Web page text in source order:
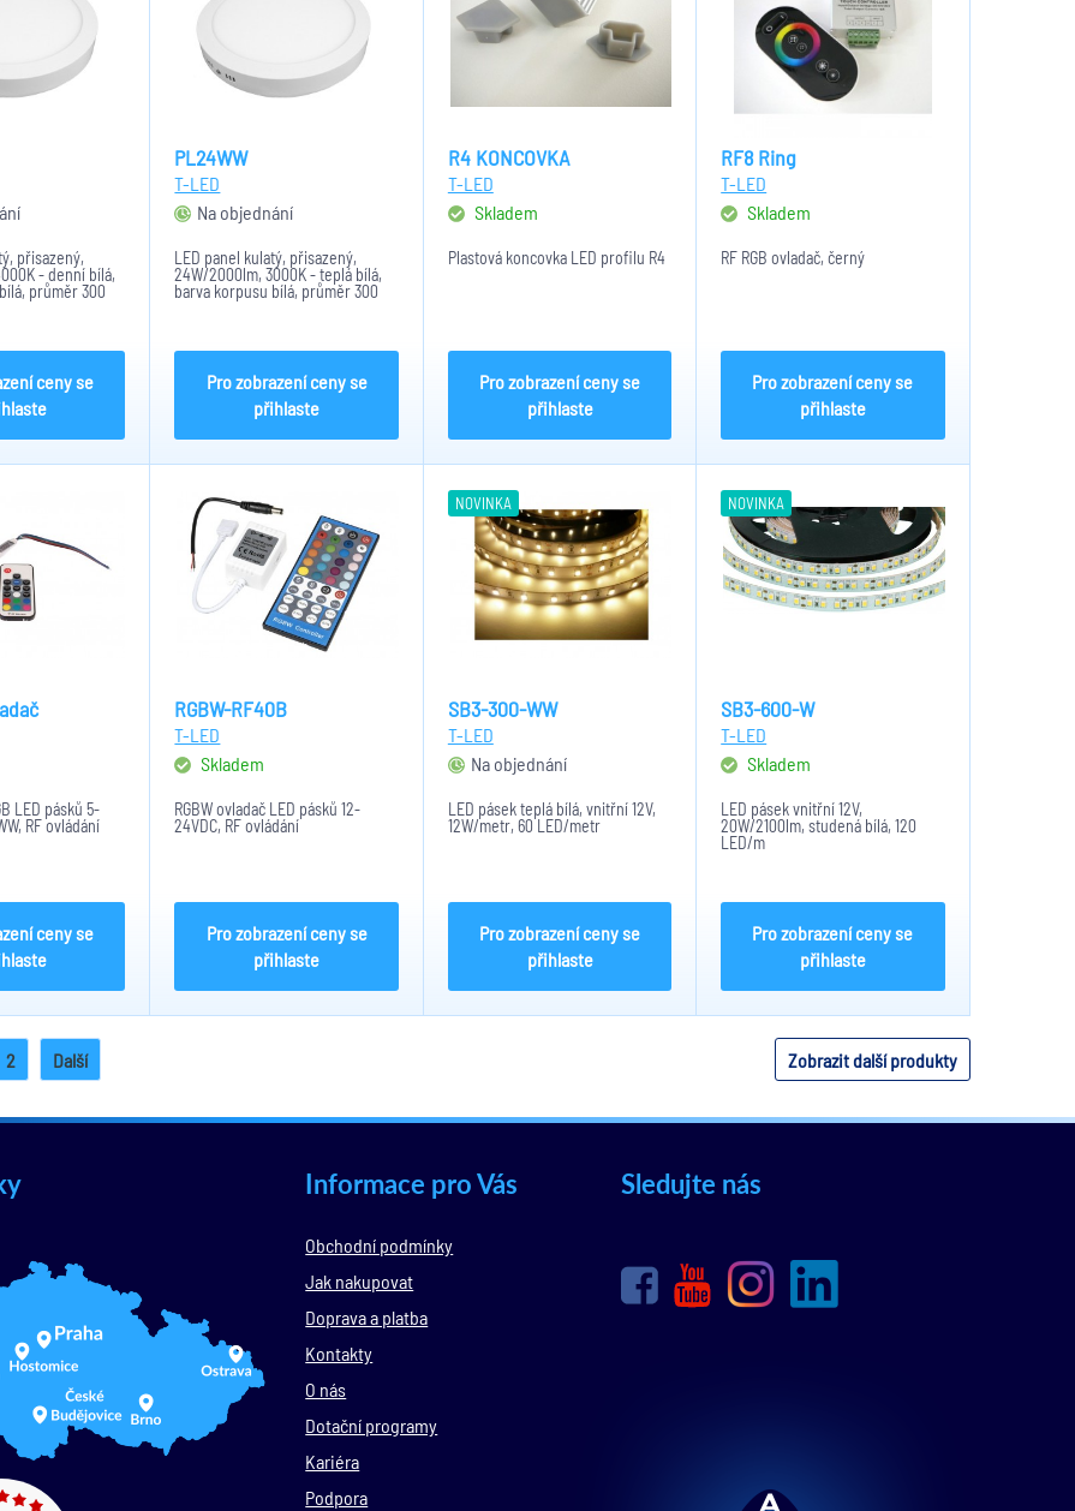
přisazený,
- denní bílá,
průměr 300
IP20.
ceny se
PL24WW
T-LED
Na objednání
LED panel kulatý, přisazený,
24W/2000lm, 3000K - teplá bílá,
barva korpusu bílá, průměr 300
mm, výška 35 mm, IP20.
Pro zobrazení ceny se
přihlaste
R4 KONCOVKA
T-LED
Skladem
Plastová koncovka LED profilu R4
Pro zobrazení ceny se
přihlaste
RF8 Ring
T-LED
Skladem
RF RGB ovladač, černý
Pro zobrazení ceny se
přihlaste
LED pásků 5-
RF ovládání
ceny se
RGBW-RF40B
T-LED
Skladem
RGBW ovladač LED pásků 12-
24VDC, RF ovládání
Pro zobrazení ceny se
přihlaste
NOVINKA
SB3-300-WW
T-LED
Na objednání
LED pásek teplá bílá, vnitřní 12V,
12W/metr, 60 LED/metr
Pro zobrazení ceny se
přihlaste
NOVINKA
SB3-600-W
T-LED
Skladem
LED pásek vnitřní 12V,
20W/2100lm, studená bílá, 120
LED/m
Pro zobrazení ceny se
přihlaste
Zobrazit další produkty
2 Další
Informace pro Vás
Obchodní podmínky
Jak nakupovat
Doprava a platba
Kontakty
O nás
Dotační programy
Kariéra
Podpora
Sledujte nás